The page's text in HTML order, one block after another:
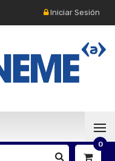
Iniciar Sesión
0